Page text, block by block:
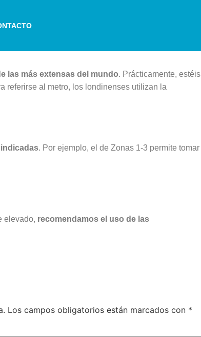
las más extensas del mundo. Prácticamente, estéis
referirse al metro, los londinenses utilizan la
. Por ejemplo, el de Zonas 1-3 permite tomar
elevado, recomendamos el uso de las
Los campos obligatorios están marcados con *
Pacific English Study